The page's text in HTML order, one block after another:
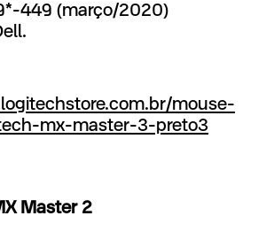
449 (março/2020)
mouse-
mx-master-3-preto3
Master 2